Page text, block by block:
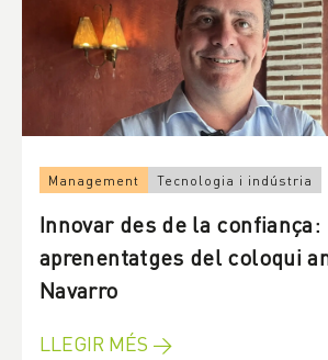
Management Tecnologia i indústria
Innovar des de la confiança:
aprenentatges del coloqui
Navarro
LLEGIR MÉS →